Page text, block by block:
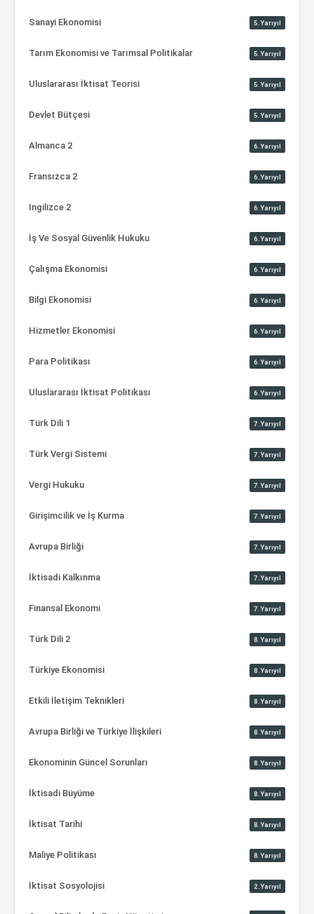
Sanayi Ekonomisi 5.Yarıyıl
Tarım Ekonomisi ve Tarımsal Politikalar 5.Yarıyıl
Uluslararası İktisat Teorisi 5.Yarıyıl
Devlet Bütçesi 5.Yarıyıl
Almanca 2 6.Yarıyıl
Fransızca 2 6.Yarıyıl
Ingilizce 2 6.Yarıyıl
İş Ve Sosyal Güvenlik Hukuku 6.Yarıyıl
Çalışma Ekonomisi 6.Yarıyıl
Bilgi Ekonomisi 6.Yarıyıl
Hizmetler Ekonomisi 6.Yarıyıl
Para Politikası 6.Yarıyıl
Uluslararası İktisat Politikası 6.Yarıyıl
Türk Dili 1 7.Yarıyıl
Türk Vergi Sistemi 7.Yarıyıl
Vergi Hukuku 7.Yarıyıl
Girişimcilik ve İş Kurma 7.Yarıyıl
Avrupa Birliği 7.Yarıyıl
İktisadi Kalkınma 7.Yarıyıl
Finansal Ekonomi 7.Yarıyıl
Türk Dili 2 8.Yarıyıl
Türkiye Ekonomisi 8.Yarıyıl
Etkili İletişim Teknikleri 8.Yarıyıl
Avrupa Birliği ve Türkiye İlişkileri 8.Yarıyıl
Ekonominin Güncel Sorunları 8.Yarıyıl
İktisadi Büyüme 8.Yarıyıl
İktisat Tarihi 8.Yarıyıl
Maliye Politikası 8.Yarıyıl
İktisat Sosyolojisi 2.Yarıyıl